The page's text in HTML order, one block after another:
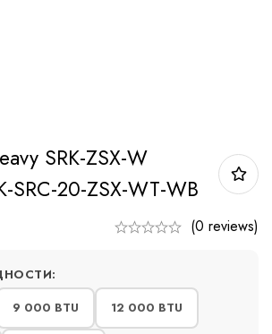
SRK-ZSX-W
SRC-20-ZSX-WT-WB
(0 reviews)
9 000 BTU 12 000 BTU